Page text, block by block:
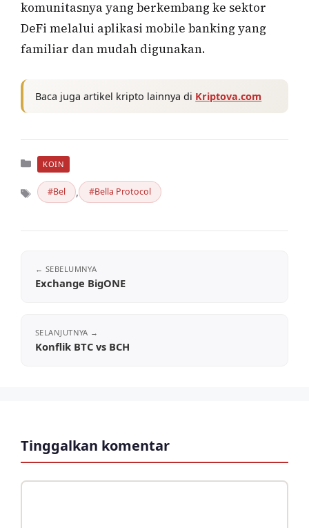
komunitasnya yang berkembang ke sektor
DeFi melalui aplikasi mobile banking yang
familiar dan mudah digunakan.
Baca juga artikel kripto lainnya di Kriptova.com
Kategori
KOIN
Tag Bel , Bella Protocol
Exchange BigONE
Konflik BTC vs BCH
Tinggalkan komentar
Komentar
Nama
Surel
Situs